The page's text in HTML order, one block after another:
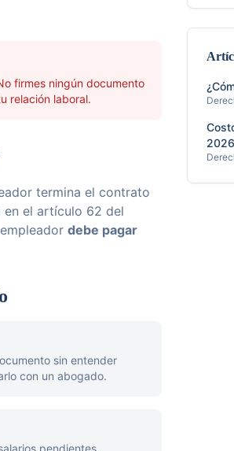
firmes ningún documento
relación laboral.
termina el contrato
en el artículo 62 del
debe pagar
sin entender
con un abogado.
2026